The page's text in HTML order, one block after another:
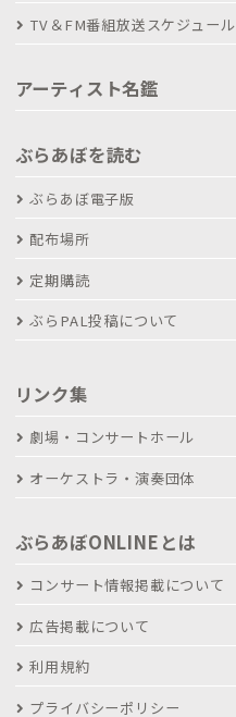
TV＆FM番組放送スケジュール
アーティスト名鑑
ぶらあぼを読む
ぶらあぼ電子版
配布場所
定期購読
ぶらPAL投稿について
リンク集
劇場・コンサートホール
オーケストラ・演奏団体
ぶらあぼONLINEとは
コンサート情報掲載について
広告掲載について
利用規約
プライバシーポリシー